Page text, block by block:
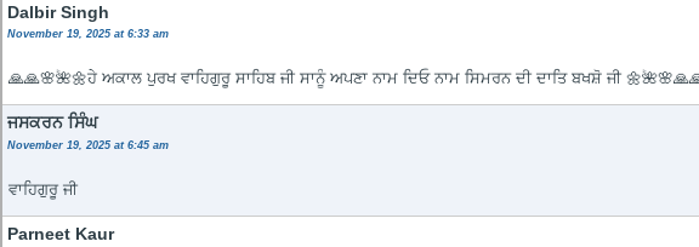
Dalbir Singh
November 19, 2025 at 6:33 am
🙏🙏🌸🌺🌼ਹੇ ਅਕਾਲ ਪੁਰਖ ਵਾਹਿਗੁਰੂ ਸਾਹਿਬ ਜੀ ਸਾਨੂੰ ਅਪਣਾ ਨਾਮ ਦਿਓ ਨਾਮ ਸਿਮਰਨ ਦੀ ਦਾਤਿ ਬਖਸ਼ੋ ਜੀ
ਜਸਕਰਨ ਸਿੰਘ
November 19, 2025 at 6:45 am
ਵਾਹਿਗੁਰੂ ਜੀ
Parneet Kaur